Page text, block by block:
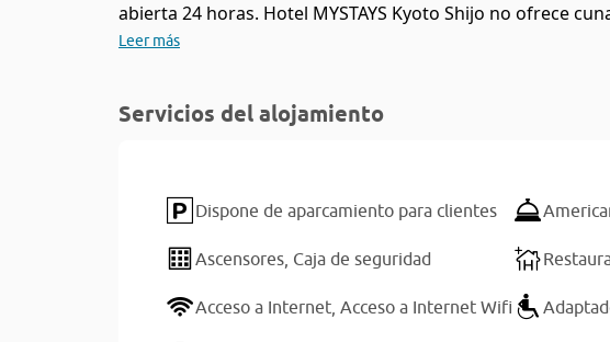
abierta 24 horas. Hotel MYSTAYS Kyoto Shijo no ofrece
Leer más
Servicios del alojamiento
Dispone de aparcamiento para clientes
Ascensores, Caja de seguridad
Acceso a Internet, Acceso a Internet Wifi